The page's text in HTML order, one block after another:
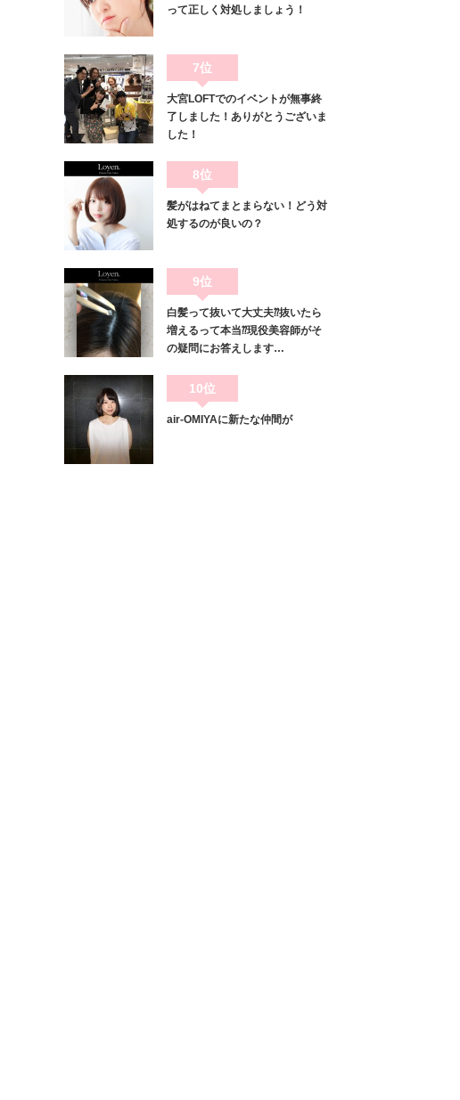
って正しく対処しましょう！
7位
大宮LOFTでのイベントが無事終
了しました！ありがとうございま
した！
8位
髪がはねてまとまらない！どう対
処するのが良いの？
9位
白髪って抜いて大丈夫⁇抜いたら
増えるって本当⁇現役美容師がそ
の疑問にお答えします…
10位
air-OMIYAに新たな仲間が